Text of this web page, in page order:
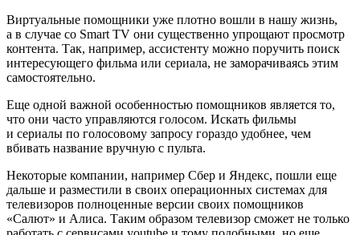
Виртуальные помощники уже плотно вошли в нашу жизнь,
а в случае со Smart TV они существенно упрощают просмотр
контента. Так, например, ассистенту можно поручить поиск
интересующего фильма или сериала, не заморачиваясь этим
самостоятельно.
Еще одной важной особенностью помощников является то,
что они часто управляются голосом. Искать фильмы
и сериалы по голосовому запросу гораздо удобнее, чем
вбивать название вручную с пульта.
Некоторые компании, например Сбер и Яндекс, пошли еще
дальше и разместили в своих операционных системах для
телевизоров полноценные версии своих помощников
«Салют» и Алиса. Таким образом телевизор сможет не только